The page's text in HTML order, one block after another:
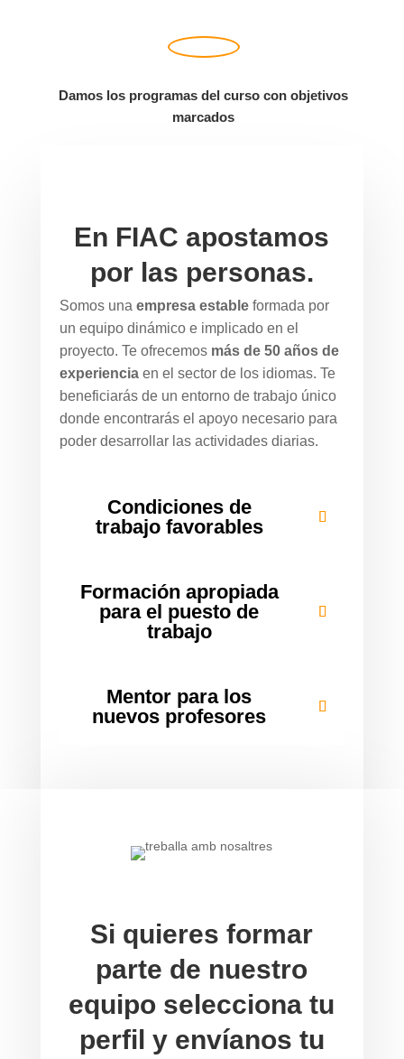
Damos los programas del curso con objetivos
marcados
En FIAC apostamos
por las personas.
Somos una empresa estableformada por
un equipo dinámico e implicado en el
proyecto. Te ofrecemos más de 50 años de
experienciaen el sector de los idiomas. Te
beneficiarás de un entorno de trabajo único
donde encontrarás el apoyo necesario para
poder desarrollar las actividades diarias.
Condiciones de
trabajo favorables
Formación apropiada
para el puesto de
trabajo
Mentor para los
nuevos profesores
Si quieres formar
parte de nuestro
equipo selecciona tu
perfil y envíanos tu